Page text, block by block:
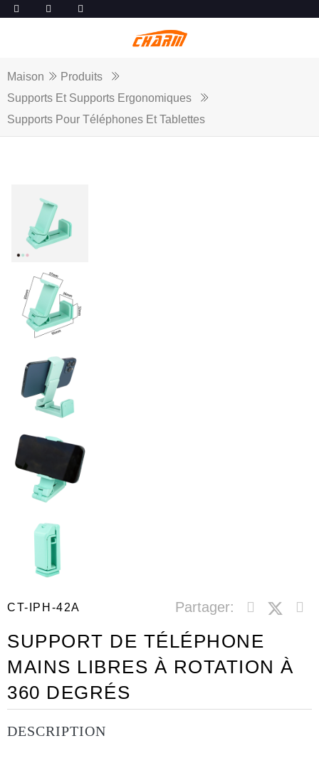
Maison
Produits
Supports Et Supports Ergonomiques
Supports Pour Téléphones Et Tablettes
CT-IPH-42A Partager:
SUPPORT DE TÉLÉPHONE
MAINS LIBRES À ROTATION À
360 DEGRÉS
DESCRIPTION